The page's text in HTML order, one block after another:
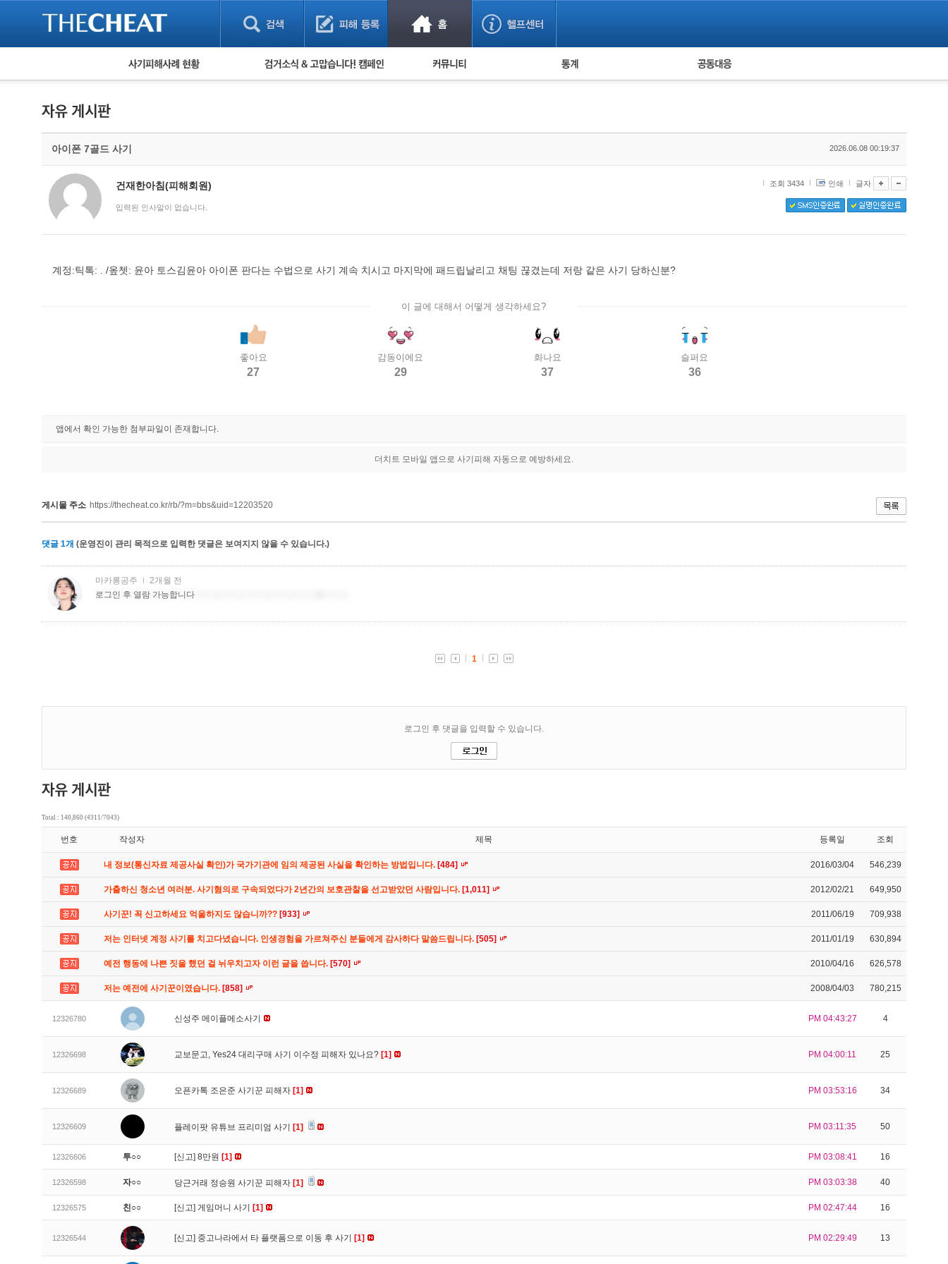
피해사례 현황
유해사이트 목록
비공개 피해사례
워킹홀리데이 피해사례
검거 소식 사기 예방했어요! 누적 피해사례 통계 피해자 공동대응
아이폰 7골드 사기 2026.06.08 00:19:37
건재한아침(피해회원)
입력된 인사말이 없습니다.
조회 3434 인쇄 글자
계정:틱톡: . /옾쳇: 윤아 토스김윤아 아이폰 판다는 수법으로 사기 계속 치시고 마지막에 패드립날리고 채팅 끊겼는데 저랑 같은 사기 당하신분?
이 글에 대해서 어떻게 생각하세요?
좋아요
27
감동이에요
29
화나요
37
슬퍼요
36
앱에서 확인 가능한 첨부파일이 존재합니다.
더치트 모바일 앱으로 사기피해 자동으로 예방하세요.
게시물 주소 https://thecheat.co.kr/rb/?m=bbs&uid=12203520
댓글 1개 (운영진이 관리 목적으로 입력한 댓글은 보여지지 않을 수 있습니다.)
Total : 140,860 (4311/7043)
번호 작성자 제목 등록일 조회
내 정보(통신자료 제공사실 확인)가 국가기관에 임의 제공된 사실을 확인하는 방법입니다. [484] 2016/03/04 546,239
가출하신 청소년 여러분. 사기혐의로 구속되었다가 2년간의 보호관찰을 선고받았던 사람입니다. [1,011] 2012/02/21 649,950
사기꾼! 꼭 신고하세요 억울하지도 않습니까?? [933] 2011/06/19 709,938
저는 인터넷 계정 사기를 치고다녔습니다. 인생경험을 가르쳐주신 분들에게 감사하다 말씀드립니다. [505] 2011/01/19 630,894
예전 행동에 나쁜 짓을 했던 걸 뉘우치고자 이런 글을 씁니다. [570] 2010/04/16 626,578
저는 예전에 사기꾼이였습니다. [858] 2008/04/03 780,215
12326780 신성주 메이플메소사기 PM 04:43:27 4
12326698 교보문고, Yes24 대리구매 사기 이수정 피해자 있나요? [1] PM 04:00:11 25
12326689 오픈카톡 조은준 사기꾼 피해자 [1] PM 03:53:16 34
12326609 플레이팟 유튜브 프리미엄 사기 [1] PM 03:11:35 50
12326606 투○○ [신고] 8만원 [1] PM 03:08:41 16
12326598 자○○ 당근거래 정승원 사기꾼 피해자 [1] PM 03:03:38 40
12326575 친○○ [신고] 게임머니 사기 [1] PM 02:47:44 16
12326544 [신고] 중고나라에서 타 플랫폼으로 이동 후 사기 [1] PM 02:29:49 13